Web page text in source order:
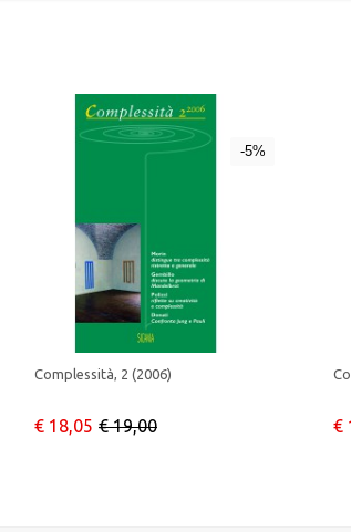
Complessità, 2 (2006)
€ 18,05 € 19,00
-5%
€